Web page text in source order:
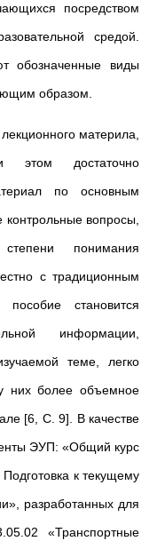
посредством
средой.
обозначенные виды
образом.
материла,
достаточно
по основным
вопросы,
понимания
с традиционным
становится
информации,
теме, легко
них более объемное
[6, С. 9]. В качестве
ЭУП: «Общий курс
к текущему
разработанных для
«Транспортные